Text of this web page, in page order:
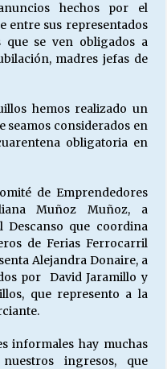
Novarum a 135 años. “La
de la riqueza
hechos por el
entre sus representados
que se ven obligados a
madres jefas de
hemos realizado un
seamos considerados en
obligatoria en
de Emprendedores
Muñoz Muñoz, a
Descanso que coordina
de Ferias Ferrocarril
Alejandra Donaire, a
por David Jaramillo y
que represento a la
informales hay muchas
ingresos, que